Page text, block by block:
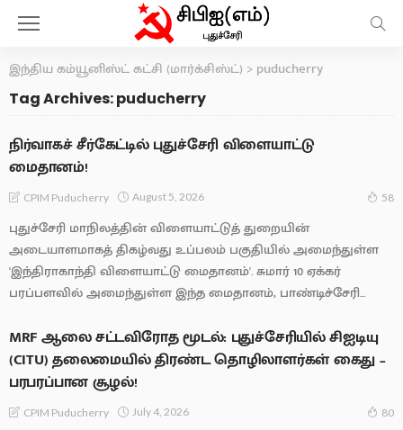
இந்திய கம்யூனிஸ்ட் கட்சி (மார்க்சிஸ்ட்) > puducherry
Tag Archives: puducherry
நிர்வாகச் சீர்கேட்டில் புதுச்சேரி விளையாட்டு
மைதானம்!
CPIM Puducherry August 5, 2026 58
புதுச்சேரி மாநிலத்தின் விளையாட்டுத் துறையின்
அடையாளமாகத் திகழ்வது உப்பலம் பகுதியில் அமைந்துள்ள
'இந்திராகாந்தி விளையாட்டு மைதானம்'. சுமார் 10 ஏக்கர்
பரப்பளவில் அமைந்துள்ள இந்த மைதானம், பாண்டிச்சேரி...
MRF ஆலை சட்டவிரோத மூடல்: புதுச்சேரியில் சிஐடியு
(CITU) தலைமையில் திரண்ட தொழிலாளர்கள் கைது –
பரபரப்பான சூழல்!
CPIM Puducherry July 4, 2026 80